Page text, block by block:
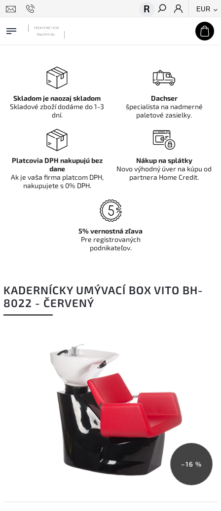
EUR
Hľadať
KADERNÍCKY UMÝVACÍ BOX VITO BH-
8022 - ČERVENÝ
–16 %
Skladom je naozaj skladom
Skladové zboží dodáme do 1-3
dní.
Dachser
špecialista na nadmerné
paletové zasielky.
Platcovia DPH nakupujú bez
dane
Ak je vaša firma platcom DPH,
nakupujete s 0% DPH.
Nákup na splátky
Novo výhodný úver na kúpu od
partnera Home Credit.
5% vernostná zľava
Pre registrovaných
podnikateľov.